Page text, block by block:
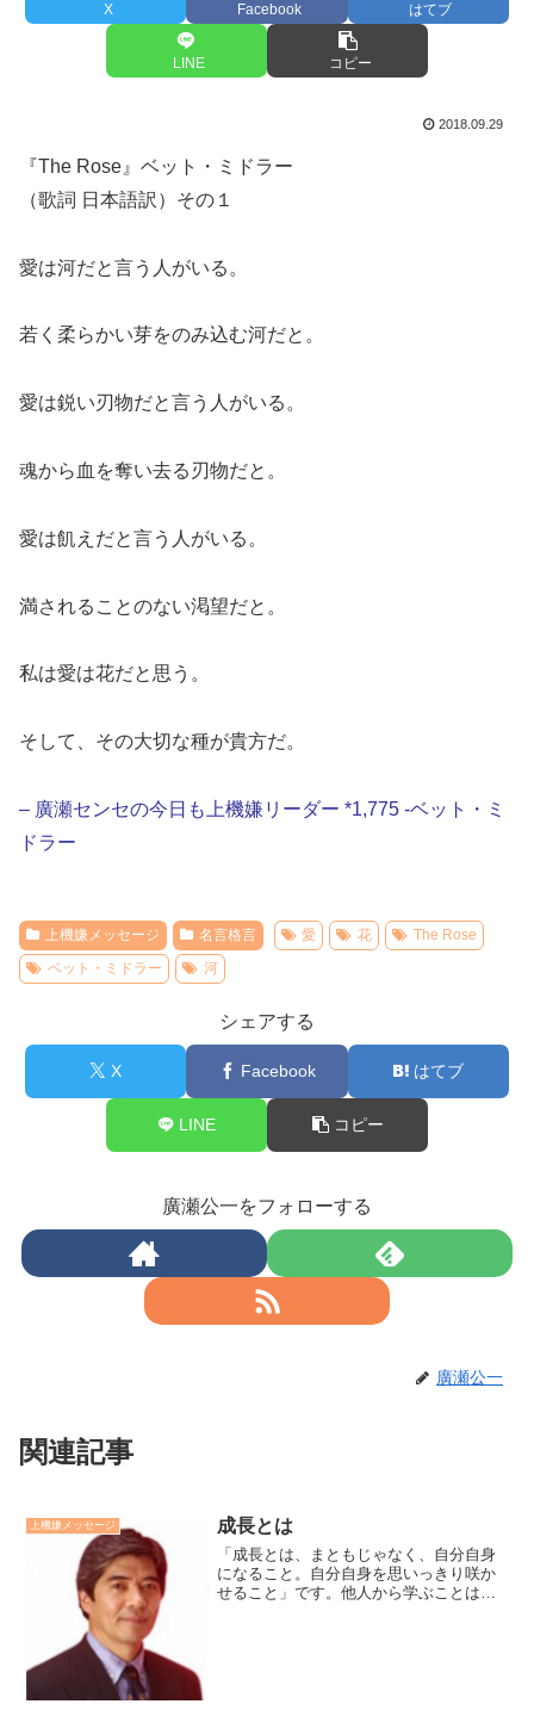
X Facebook はてブ
LINE コピー
2018.09.29
『The Rose』ベット・ミドラー
（歌詞 日本語訳）その１
愛は河だと言う人がいる。
若く柔らかい芽をのみ込む河だと。
愛は鋭い刃物だと言う人がいる。
魂から血を奪い去る刃物だと。
愛は飢えだと言う人がいる。
満されることのない渇望だと。
私は愛は花だと思う。
そして、その大切な種が貴方だ。
– 廣瀬センセの今日も上機嫌リーダー *1,775 -ベット・ミ
ドラー
上機嫌メッセージ 名言格言 愛 花
The Rose
ベット・ミドラー
河
シェアする
X Facebook はてブ
LINE コピー
廣瀬公一をフォローする
廣瀬公一
関連記事
上機嫌メッセージ 成長とは
「成長とは、まともじゃなく、自分自身
になること。自分自身を思いっきり咲か
せること」です。他人から学ぶことは価